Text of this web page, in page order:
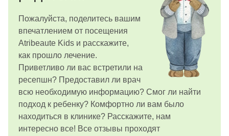
Пожалуйста, поделитесь вашим
впечатлением от посещения
Atribeaute Kids и расскажите,
как прошло лечение.
Приветливо ли вас встретили на
ресепшн? Предоставил ли врач
всю необходимую информацию? Смог ли найти
подход к ребенку? Комфортно ли вам было
находиться в клинике? Расскажите, нам
интересно все! Все отзывы проходят